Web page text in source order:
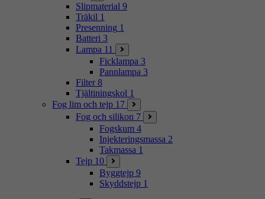
Slipmaterial 9
Träkil 1
Presenning 1
Batteri 3
Lampa 11
Ficklampa 3
Pannlampa 3
Filter 8
Tjältiningskol 1
Fog lim och tejp 17
Fog och silikon 7
Fogskum 4
Injekteringsmassa 2
Takmassa 1
Tejp 10
Byggtejp 9
Skyddstejp 1